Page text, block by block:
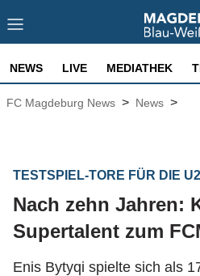
NEWS LIVE MEDIATHEK
FC Magdeburg News > News >
TESTSPIEL-TORE FÜR DIE
Nach zehn Jahren:
Supertalent zum
Enis Bytyqi spielte sich als